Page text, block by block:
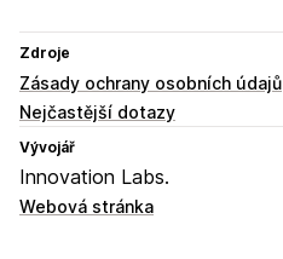
Zdroje
Zásady ochrany osobních údajů
Nejčastější dotazy
Vývojář
Innovation Labs.
Webová stránka